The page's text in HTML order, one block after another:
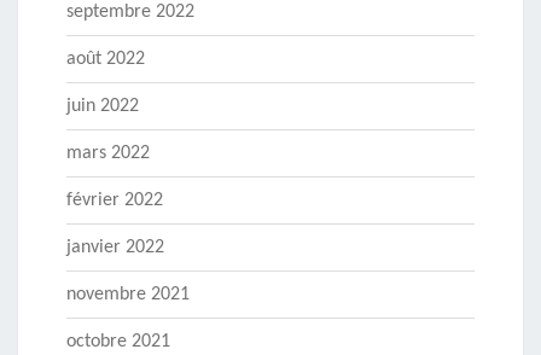
septembre 2022
août 2022
juin 2022
mars 2022
février 2022
janvier 2022
novembre 2021
octobre 2021